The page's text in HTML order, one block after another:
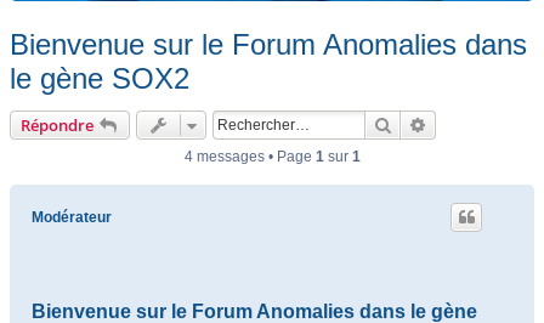
Bienvenue sur le Forum Anomalies dans
le gène SOX2
Répondre Rechercher
4 messages • Page 1sur 1
Modérateur
Bienvenue sur le Forum Anomalies dans le gène